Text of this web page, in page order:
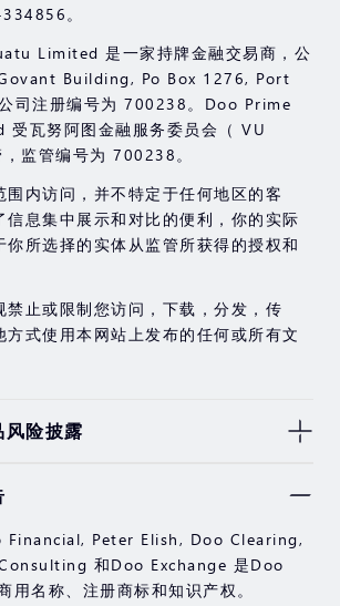
。
Limited 是一家持牌金融交易商，公
Building, Po Box 1276, Port
司注册编号为 700238。Doo Prime
瓦努阿图金融服务委员会（ VU
监管编号为 700238。
围内访问，并不特定于任何地区的客
信息集中展示和对比的便利，你的实际
你所选择的实体从监管所获得的授权和
禁止或限制您访问，下载，分发，传
方式使用本网站上发布的任何或所有文
险披露
约和其他金融产品交易涉及高风险，可
不代表其未来的表现。
易之前，请确保您完全了解使用相应
Financial, Peter Elish, Doo Clearing,
和Doo Exchange 是Doo
用名称、注册商标和知识产权。